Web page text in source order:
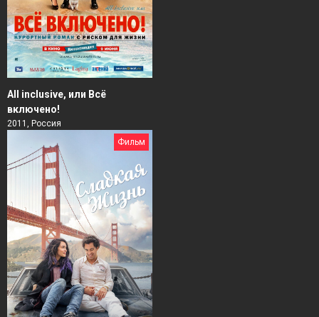
All inclusive, или Всё
включено!
2011, Россия
Фильм